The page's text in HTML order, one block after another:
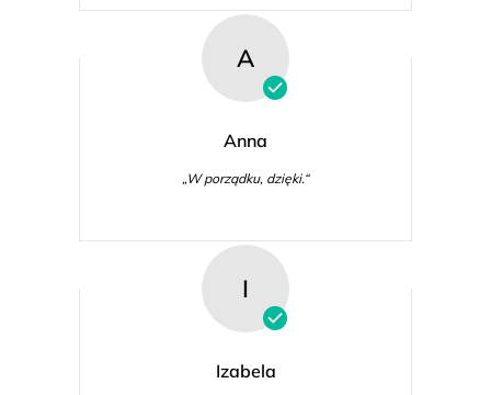
A
Anna
„W porządku, dzięki.“
I
Izabela